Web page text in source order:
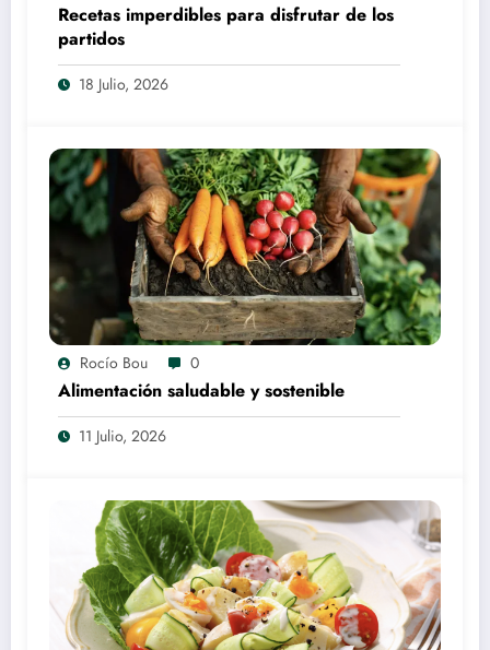
Recetas imperdibles para disfrutar de los
partidos
18 Julio, 2026
Rocío Bou 0
Alimentación saludable y sostenible
11 Julio, 2026